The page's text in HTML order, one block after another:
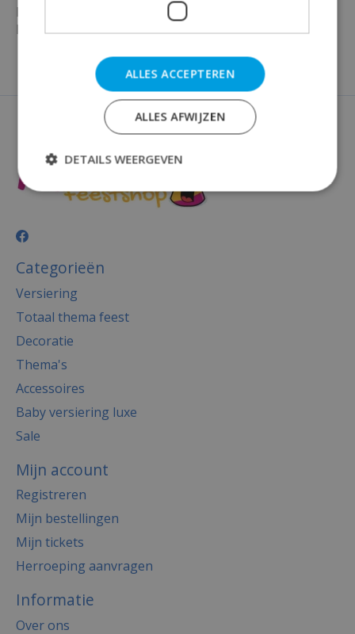
Maak jouw feest volledig en bestel vandaag nog deze
leuke button bij Rainbow Feestshop!
Categorieën
Versiering
Totaal thema feest
Decoratie
Thema's
Accessoires
Baby versiering luxe
Sale
Mijn account
Registreren
Mijn bestellingen
Mijn tickets
Herroeping aanvragen
Informatie
Over ons
ALLES ACCEPTEREN
ALLES AFWIJZEN
DETAILS WEERGEVEN